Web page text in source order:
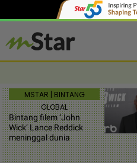
MSTAR | BINTANG
GLOBAL
Bintang filem ‘John
Wick’ Lance Reddick
meninggal dunia